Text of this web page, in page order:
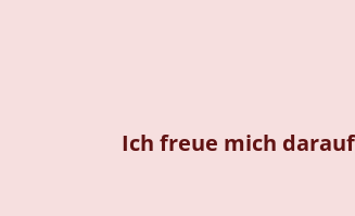
Ich freue mich